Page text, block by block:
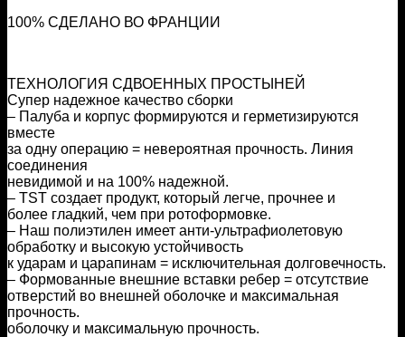
100% СДЕЛАНО ВО ФРАНЦИИ
ТЕХНОЛОГИЯ СДВОЕННЫХ ПРОСТЫНЕЙ
Супер надежное качество сборки
– Палуба и корпус формируются и герметизируются
вместе
за одну операцию = невероятная прочность. Линия
соединения
невидимой и на 100% надежной.
– TST создает продукт, который легче, прочнее и
более гладкий, чем при ротоформовке.
– Наш полиэтилен имеет анти-ультрафиолетовую
обработку и высокую устойчивость
к ударам и царапинам = исключительная долговечность.
– Формованные внешние вставки ребер = отсутствие
отверстий во внешней оболочке и максимальная
прочность.
оболочку и максимальную прочность.